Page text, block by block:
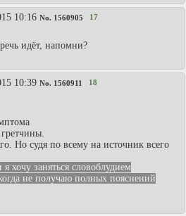
10:16 No. 1560905 17
идёт, напомни?
10:39 No. 1560911 18
Но судя по всему на источник всего
хочу заняться словоблудием
не получаю полных пояснений